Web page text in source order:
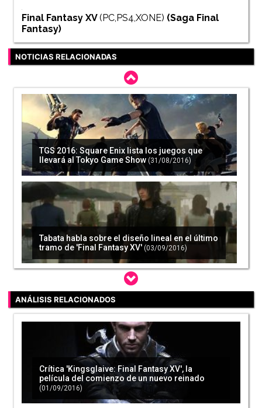
Final Fantasy XV (PC,PS4,XONE) (Saga Final
Fantasy)
NOTICIAS RELACIONADAS
TGS 2016: Square Enix lista los juegos que
llevará al Tokyo Game Show (31/08/2016)
Tabata habla sobre el diseño lineal en el último
tramo de 'Final Fantasy XV' (03/09/2016)
'Final Fantasy XV': detalladas al completo las
mejoras del parche día 1 (23/11/2016)
ANÁLISIS RELACIONADOS
Crítica 'Kingsglaive: Final Fantasy XV', la
película del comienzo de un nuevo reinado
(01/09/2016)